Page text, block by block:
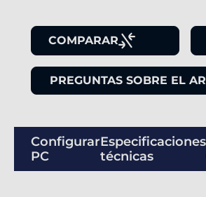
COMPARAR
PREGUNTAS SOBRE EL
Configurar
PC
Especificaciones
técnicas